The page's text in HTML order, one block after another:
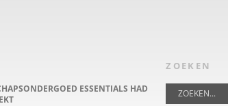
ESSENTIALS HAD
ZOEKEN